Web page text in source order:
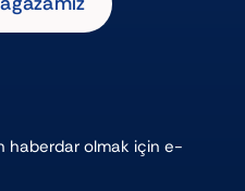
haberdar olmak için e-